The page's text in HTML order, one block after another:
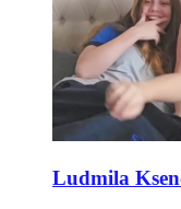
Ludmila